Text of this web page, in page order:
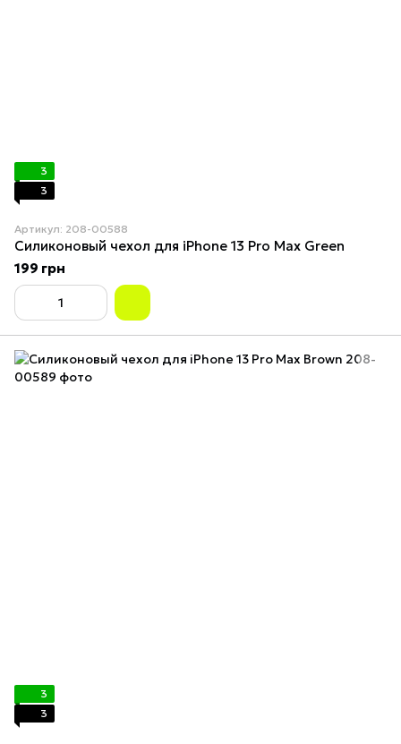
3
3
Артикул: 208-00588
Силиконовый чехол для iPhone 13 Pro Max Green
199 грн
3
3